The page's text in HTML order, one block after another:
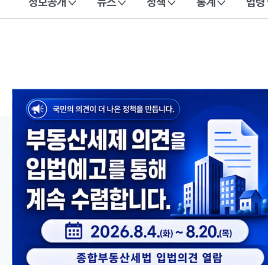
이 누리집은 대한민국 공식 전자정부 누리집입니다.
메인 콘텐츠